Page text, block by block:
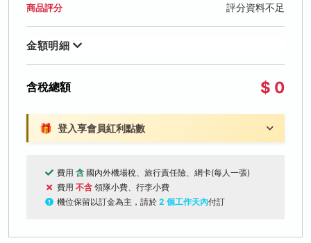
商品評分 評分資料不足
金額明細
含稅總額 $ 0
🎁 登入享會員紅利點數
費用 含 國內外機場稅、旅行責任險、網卡(每人一張)
費用 不含 領隊小費、行李小費
機位保留以訂金為主，請於 2 個工作天內付訂